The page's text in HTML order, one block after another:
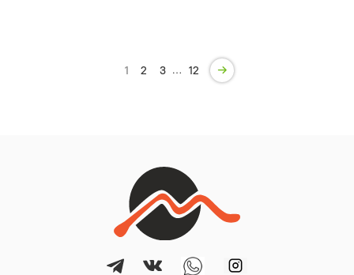
1 2 3 … 12